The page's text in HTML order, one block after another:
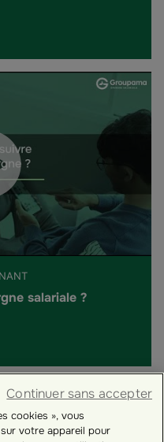
salariale ?
cookies », vous
votre appareil pour
Continuer sans accepter